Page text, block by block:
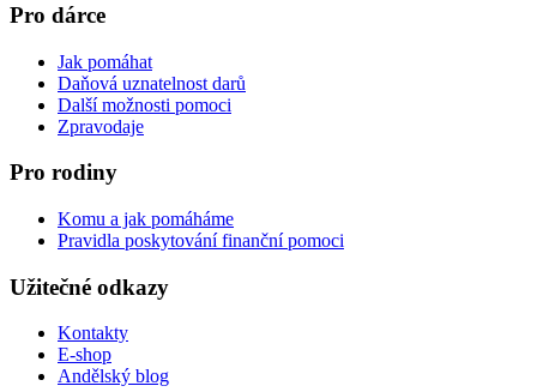
Pro dárce
Jak pomáhat
Daňová uznatelnost darů
Další možnosti pomoci
Zpravodaje
Pro rodiny
Komu a jak pomáháme
Pravidla poskytování finanční pomoci
Užitečné odkazy
Kontakty
E-shop
Andělský blog